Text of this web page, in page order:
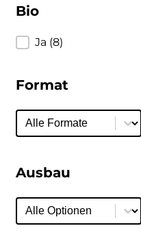
Bio
BioJa (8)
Format
Format
Format
Ausbau
Ausbau
Ausbau